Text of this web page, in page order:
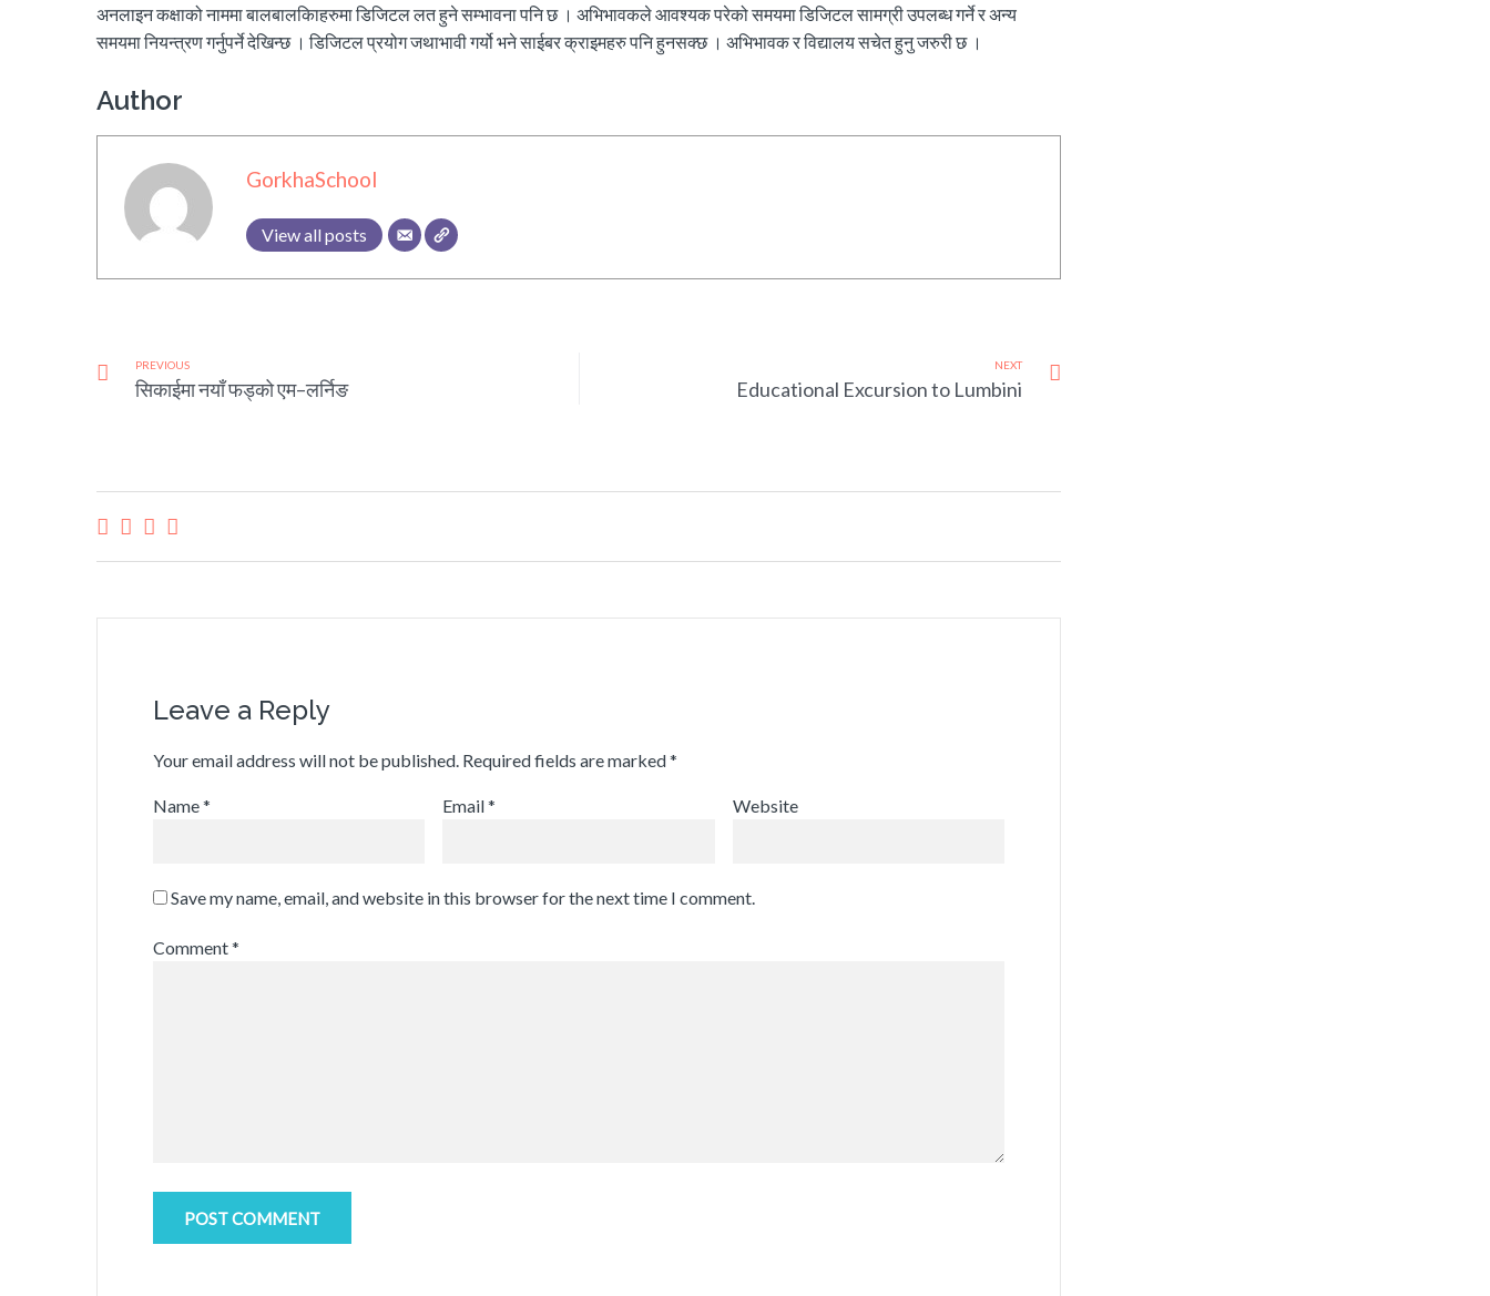
अनलाइन कक्षाको नाममा बालबालकिाहरुमा डिजिटल लत हुने सम्भावना पनि छ । अभिभावकले आवश्यक परेको समयमा डिजिटल सामग्री उपलब्ध गर्ने र अन्य
समयमा नियन्त्रण गर्नुपर्ने देखिन्छ । डिजिटल प्रयोग जथाभावी गर्यो भने साईबर क्राइमहरु पनि हुनसक्छ । अभिभावक र विद्यालय सचेत हुनु जरुरी छ ।
Author
GorkhaSchool
View all posts
PREVIOUS
सिकाईमा नयाँ फड्को एम–लर्निङ
NEXT
Educational Excursion to Lumbini
Leave a Reply
Your email address will not be published. Required fields are marked*
Name* Email* Website
Save my name, email, and website in this browser for the next time I comment.
Comment*